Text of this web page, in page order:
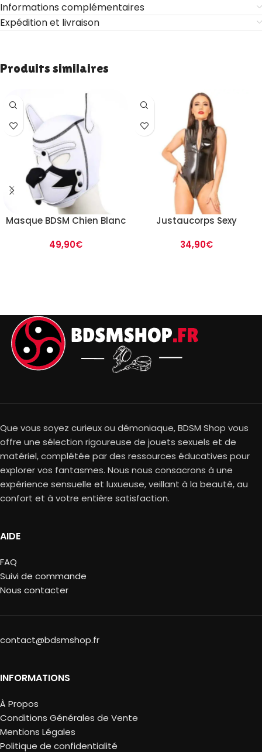
Informations complémentaires
Expédition et livraison
Produits similaires
Masque BDSM Chien Blanc
49,90€
Justaucorps Sexy
34,90€
Que vous soyez curieux ou démoniaque, BDSM Shop vous
offre une sélection rigoureuse de jouets sexuels et de
matériel, complétée par des ressources éducatives pour
explorer vos fantasmes. Nous nous consacrons à une
expérience sensuelle et luxueuse, veillant à la beauté, au
confort et à votre entière satisfaction.
AIDE
FAQ
Suivi de commande
Nous contacter
contact@bdsmshop.fr
INFORMATIONS
À Propos
Conditions Générales de Vente
Mentions Légales
Politique de confidentialité